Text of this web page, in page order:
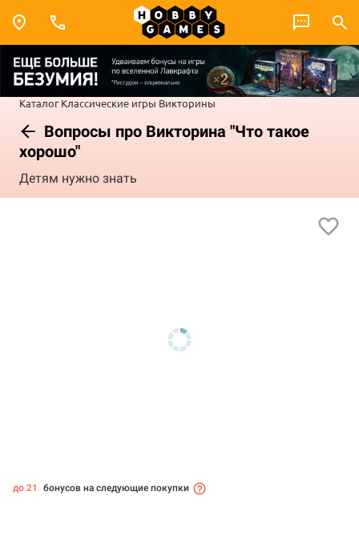
Каталог Классические игры Викторины
Вопросы про Викторина "Что такое
хорошо"
Детям нужно знать
до 21 бонусов на следующие покупки